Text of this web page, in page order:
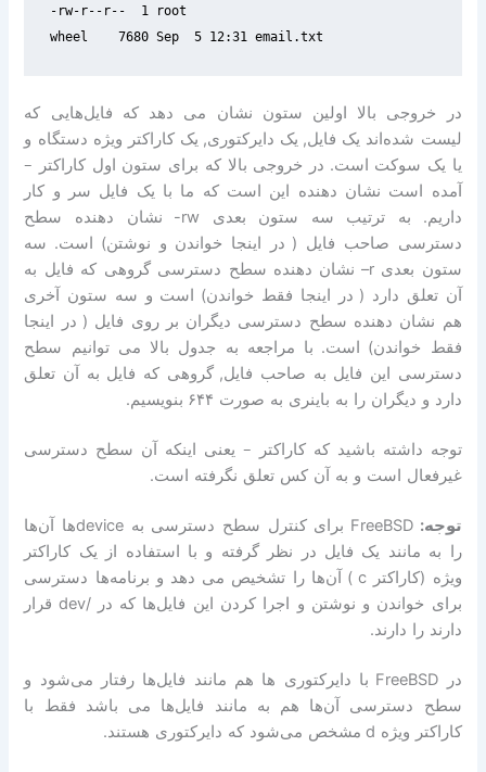
-rw-r--r--  1 root
wheel    7680 Sep  5 12:31 email.txt
در خروجی بالا اولین ستون نشان می دهد که فایل‌هایی که
لیست شده‌اند یک فایل, یک دایرکتوری, یک کاراکتر ویژه دستگاه و
یا یک سوکت است. در خروجی بالا که برای ستون اول کاراکتر –
آمده است نشان دهنده این است که ما با یک فایل سر و کار
داریم. به ترتیب سه ستون بعدی rw-
نشان دهنده سطح
دسترسی صاحب فایل ( در اینجا خواندن و نوشتن) است. سه
ستون بعدیr–
نشان دهنده سطح دسترسی گروهی که فایل به
آن تعلق دارد ( در اینجا فقط خواندن) است و سه ستون آخری
هم نشان دهنده سطح دسترسی دیگران بر روی فایل ( در اینجا
فقط خواندن) است. با مراجعه به جدول بالا می توانیم سطح
دسترسی این فایل به صاحب فایل,گروهی که فایل به آن تعلق
دارد و دیگران را به باینری به صورت ۶۴۴ بنویسیم.
توجه داشته باشید که کاراکتر – یعنی اینکه آن سطح دسترسی
غیرفعال است و به آن کس تعلق نگرفته است.
توجه:
FreeBSD برای کنترل سطح دسترسی به deviceها آن‌ها
را به مانند یک فایل در نظر گرفته و با استفاده از یک کاراکتر
ویژه (کاراکتر c )
آن‌ها را تشخیص می دهد و برنامه‌ها دسترسی
برای خواندن و نوشتن و اجرا کردن این فایل‌ها که در/dev
قرار
دارند را دارند .
در FreeBSD با دایرکتوری ها هم مانند فایل‌ها رفتار می‌شود و
سطح دسترسی آن‌ها هم به مانند فایل‌ها می باشد فقط با
کاراکتر ویژه d مشخص می‌شود که دایرکتوری هستند .